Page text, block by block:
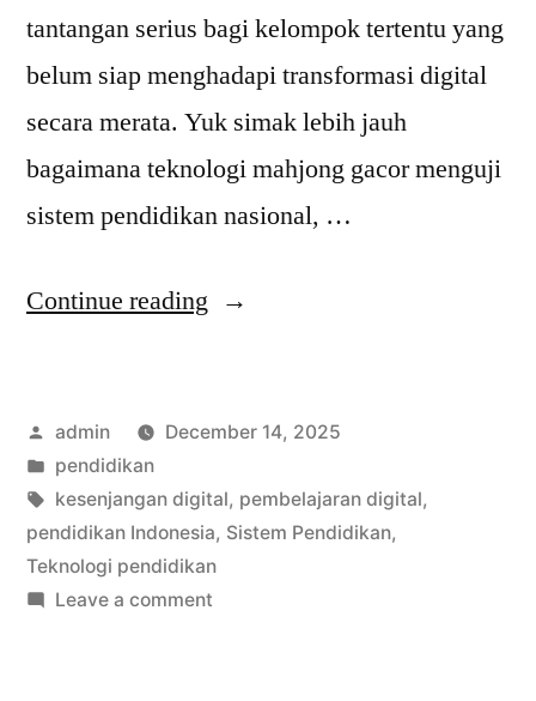
tantangan serius bagi kelompok tertentu yang
belum siap menghadapi transformasi digital
secara merata. Yuk simak lebih jauh
bagaimana teknologi mahjong gacor menguji
sistem pendidikan nasional, …
Continue reading “Pendidikan
Teknologi,
Siapa
Paling
Terdampak?”
Posted
by
admin
December 14, 2025
Posted
in
pendidikan
Tags:
kesenjangan digital, pembelajaran digital,
pendidikan Indonesia, Sistem Pendidikan,
Teknologi pendidikan
Leave a commenton